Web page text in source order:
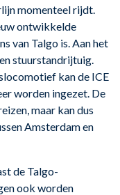
momenteel rijdt.
ontwikkelde
van Talgo is. Aan het
stuurstandrijtuig.
kan de ICE
worden ingezet. De
maar kan dus
Amsterdam en
de Talgo-
ook worden